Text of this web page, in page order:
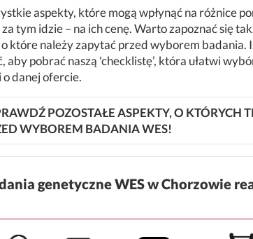
aspekty, które mogą wpłynąć na różnice
za tym idzie – na ich cenę. Warto zapoznać się
które należy zapytać przed wyborem badania.
aby pobrać naszą 'checklistę’, która ułatwi
danej ofercie.
POZOSTAŁE ASPEKTY, O KTÓRYCH
WYBOREM BADANIA WES!
genetyczne WES w Chorzowie